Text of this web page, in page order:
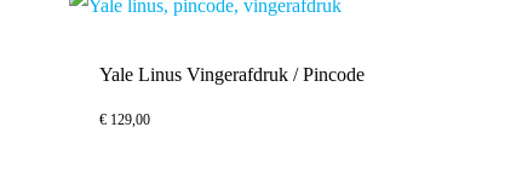
Yale Linus Vingerafdruk / Pincode
€129,00